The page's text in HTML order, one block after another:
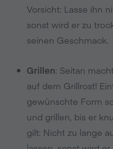
Vorsicht: Lasse ihn
sonst wird er zu
seinen Geschmack.
Grillen: Seitan
auf dem Grillrost!
gewünschte Form
und grillen, bis er
gilt: Nicht zu lange